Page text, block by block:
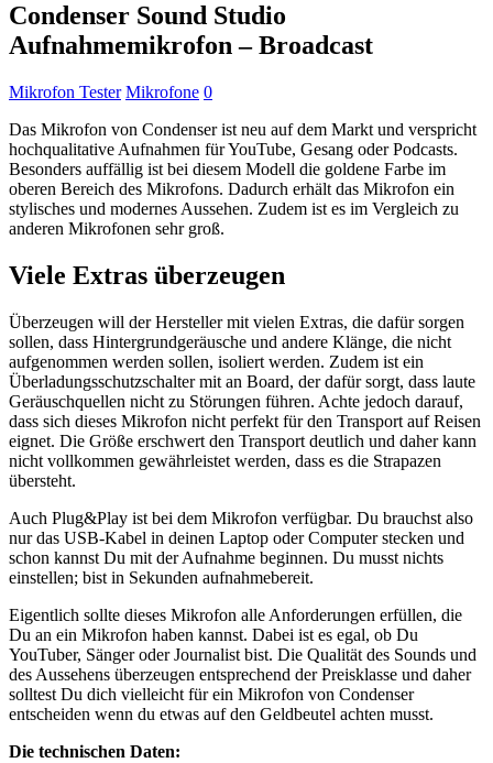
Condenser Sound Studio
Aufnahmemikrofon – Broadcast
Mikrofon Tester Mikrofone 0
Das Mikrofon von Condenser ist neu auf dem Markt und verspricht
hochqualitative Aufnahmen für YouTube, Gesang oder Podcasts.
Besonders auffällig ist bei diesem Modell die goldene Farbe im
oberen Bereich des Mikrofons. Dadurch erhält das Mikrofon ein
stylisches und modernes Aussehen. Zudem ist es im Vergleich zu
anderen Mikrofonen sehr groß.
Viele Extras überzeugen
Überzeugen will der Hersteller mit vielen Extras, die dafür sorgen
sollen, dass Hintergrundgeräusche und andere Klänge, die nicht
aufgenommen werden sollen, isoliert werden. Zudem ist ein
Überladungsschutzschalter mit an Board, der dafür sorgt, dass laute
Geräuschquellen nicht zu Störungen führen. Achte jedoch darauf,
dass sich dieses Mikrofon nicht perfekt für den Transport auf Reisen
eignet. Die Größe erschwert den Transport deutlich und daher kann
nicht vollkommen gewährleistet werden, dass es die Strapazen
übersteht.
Auch Plug&Play ist bei dem Mikrofon verfügbar. Du brauchst also
nur das USB-Kabel in deinen Laptop oder Computer stecken und
schon kannst Du mit der Aufnahme beginnen. Du musst nichts
einstellen; bist in Sekunden aufnahmebereit.
Eigentlich sollte dieses Mikrofon alle Anforderungen erfüllen, die
Du an ein Mikrofon haben kannst. Dabei ist es egal, ob Du
YouTuber, Sänger oder Journalist bist. Die Qualität des Sounds und
des Aussehens überzeugen entsprechend der Preisklasse und daher
solltest Du dich vielleicht für ein Mikrofon von Condenser
entscheiden wenn du etwas auf den Geldbeutel achten musst.
Die technischen Daten: